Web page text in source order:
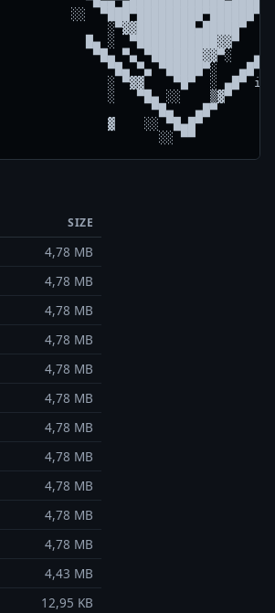
SIZE
4,78 MB
4,78 MB
4,78 MB
4,78 MB
4,78 MB
4,78 MB
4,78 MB
4,78 MB
4,78 MB
4,78 MB
4,78 MB
4,43 MB
12,95 KB